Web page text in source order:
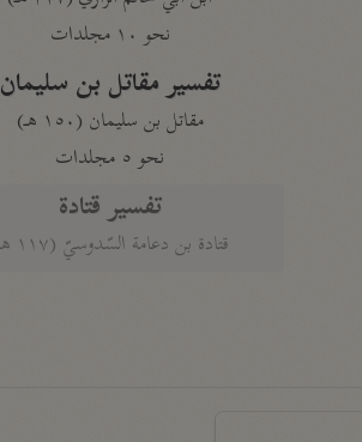
نحو ١٠ مجلدات
تفسير مقاتل بن سليمان
مقاتل بن سليمان (١٥٠ هـ)
نحو ٥ مجلدات
تفسير قتادة
قتادة بن دعامة السّدوسيّ (١١٧ هـ)